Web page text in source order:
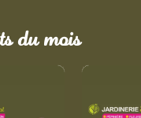
du mois